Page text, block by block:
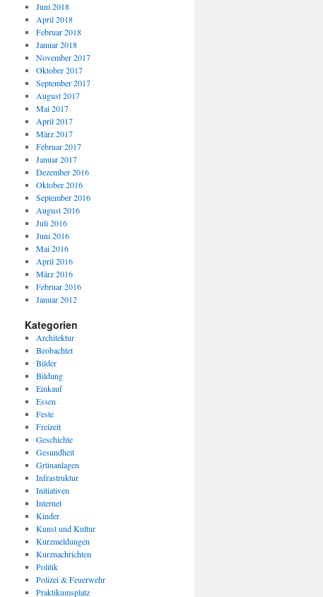
Juni 2018
April 2018
Februar 2018
Januar 2018
November 2017
Oktober 2017
September 2017
August 2017
Mai 2017
April 2017
März 2017
Februar 2017
Januar 2017
Dezember 2016
Oktober 2016
September 2016
August 2016
Juli 2016
Juni 2016
Mai 2016
April 2016
März 2016
Februar 2016
Januar 2012
Kategorien
Architektur
Beobachtet
Bilder
Bildung
Einkauf
Essen
Feste
Freizeit
Geschichte
Gesundheit
Grünanlagen
Infrastruktur
Initiativen
Internet
Kinder
Kunst und Kultur
Kurzmeldungen
Kurznachrichten
Politik
Polizei & Feuerwehr
Praktikumsplatz